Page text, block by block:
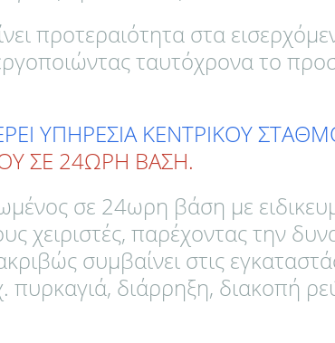
προτεραιότητα στα
ταυτόχρονα το
ΥΠΗΡΕΣΙΑ ΚΕΝΤΡΙΚΟΥ
ΣΕ 24ΩΡΗ ΒΑΣΗ.
σε 24ωρη βάση με
χειριστές, παρέχοντας την
συμβαίνει στις
διάρρηξη, διακοπή